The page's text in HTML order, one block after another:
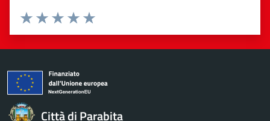
Valuta da 1 a 5 stelle la pagina
Valuta 5 stelle su 5
Valuta 4 stelle su 5
Valuta 3 stelle su 5
Valuta 2 stelle su 5
Valuta 1 stelle su 5
Città di Parabita